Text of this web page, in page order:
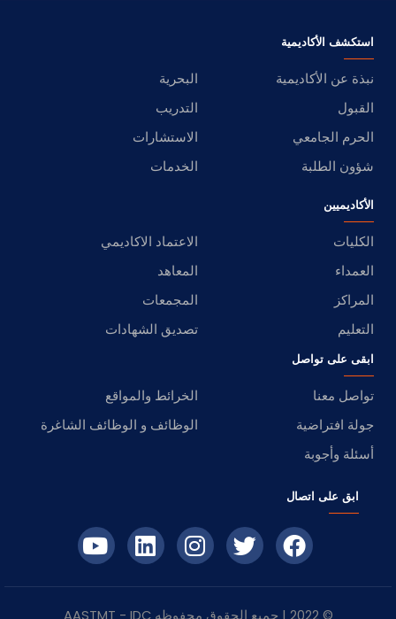
استكشف الأكاديمية
نبذة عن الأكاديمية
البحرية
القبول
التدريب
الحرم الجامعي
الاستشارات
شؤون الطلبة
الخدمات
الأكاديميين
الكليات
الاعتماد الاكاديمي
العمداء
المعاهد
المراكز
المجمعات
التعليم
تصديق الشهادات
ابقى على تواصل
تواصل معنا
الخرائط والمواقع
جولة افتراضية
الوظائف و الوظائف الشاغرة
أسئلة وأجوبة
ابق على اتصال
© 2022 | جميع الحقوق محفوظه IDC
- AASTMT